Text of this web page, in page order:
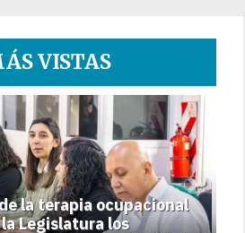
VISTAS
1
la terapia ocupacional
Legislatura los
Next